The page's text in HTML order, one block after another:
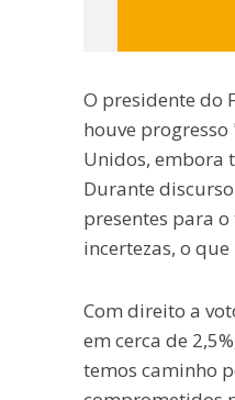
O presidente do
houve
Unidos, embora
Durante
presentes para
incertezas, o
Com direito a
em cerca de
temos caminho